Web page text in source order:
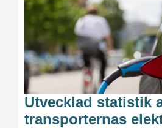
Utvecklad statistik
transporternas